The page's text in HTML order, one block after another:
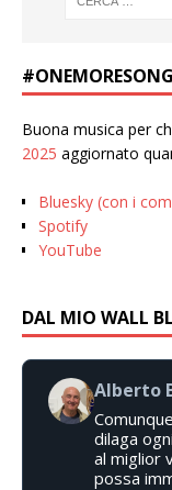
Buona musica per
2025 aggiornato
Bluesky (con i
Spotify
YouTube
DAL MIO WALL
Alberto
dilaga
al miglior
possa